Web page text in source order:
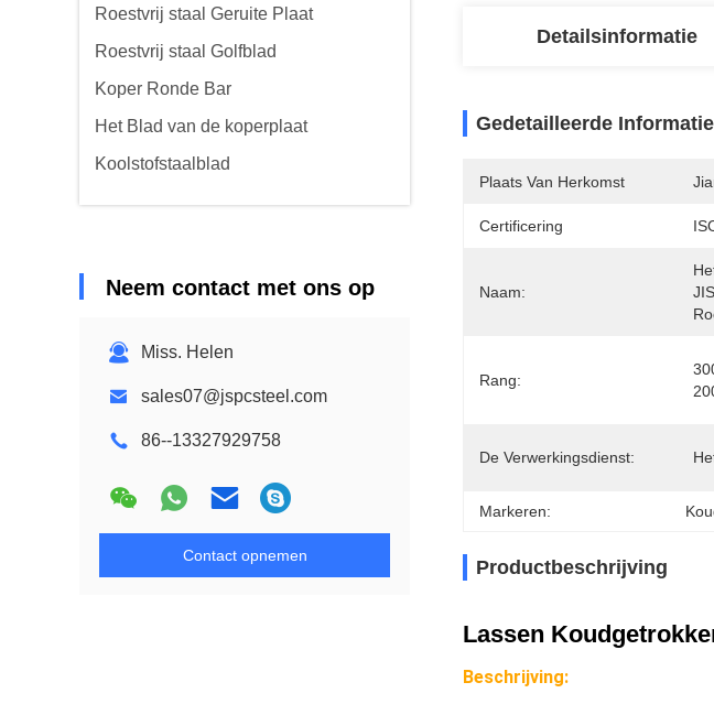
Roestvrij staal Geruite Plaat
Roestvrij staal Golfblad
Koper Ronde Bar
Het Blad van de koperplaat
Koolstofstaalblad
Neem contact met ons op
Miss. Helen
sales07@jspcsteel.com
86--13327929758
Contact opnemen
Detailsinformatie
Gedetailleerde Informatie
Plaats Van Herkomst
Certificering
Naam:
Rang:
De Verwerkingsdienst:
Markeren:
Productbeschrijving
Lassen
Beschrijving: